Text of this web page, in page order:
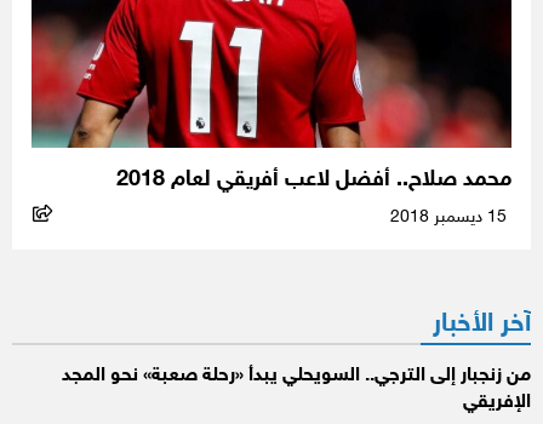
محمد صلاح.. أفضل لاعب أفريقي لعام 2018
آخر الأخبار
من زنجبار إلى الترجي.. السويحلي يبدأ «رحلة صعبة» نحو المجد
الإفريقي